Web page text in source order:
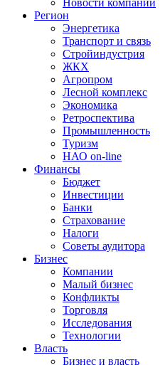
Новости компаний
Регион
Энергетика
Транспорт и связь
Стройиндустрия
ЖКХ
Агропром
Лесной комплекс
Экономика
Ретроспектива
Промышленность
Туризм
НАО on-line
Финансы
Бюджет
Инвестиции
Банки
Страхование
Налоги
Советы аудитора
Бизнес
Компании
Малый бизнес
Конфликты
Торговля
Исследования
Технологии
Власть
Бизнес и власть